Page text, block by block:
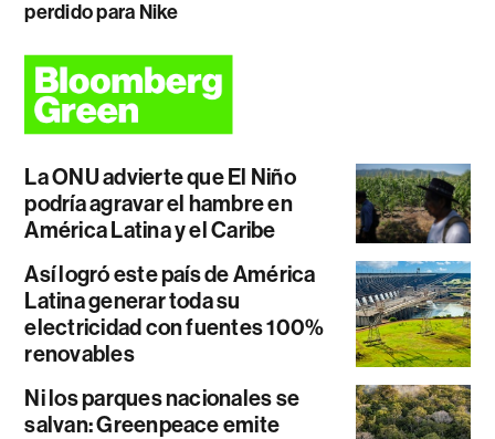
perdido para Nike
La ONU advierte que El Niño
podría agravar el hambre en
América Latina y el Caribe
Así logró este país de América
Latina generar toda su
electricidad con fuentes 100%
renovables
Ni los parques nacionales se
salvan: Greenpeace emite